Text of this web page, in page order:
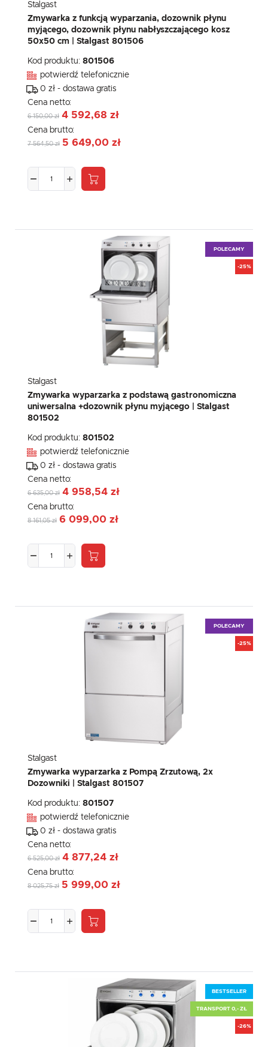
Stalgast
Zmywarka z funkcją wyparzania, dozownik płynu
myjącego, dozownik płynu nabłyszczającego kosz
50x50 cm | Stalgast 801506
Kod produktu: 801506
potwierdź telefonicznie
0 zł - dostawa gratis
Cena netto:
6 150,00 zł 4 592,68 zł
Cena brutto:
7 564,50 zł 5 649,00 zł
POLECAMY
-25%
Stalgast
Zmywarka wyparzarka z podstawą gastronomiczna
uniwersalna +dozownik płynu myjącego | Stalgast
801502
Kod produktu: 801502
potwierdź telefonicznie
0 zł - dostawa gratis
Cena netto:
6 635,00 zł 4 958,54 zł
Cena brutto:
8 161,05 zł 6 099,00 zł
POLECAMY
-25%
Stalgast
Zmywarka wyparzarka z Pompą Zrzutową, 2x
Dozowniki | Stalgast 801507
Kod produktu: 801507
potwierdź telefonicznie
0 zł - dostawa gratis
Cena netto:
6 525,00 zł 4 877,24 zł
Cena brutto:
8 025,75 zł 5 999,00 zł
BESTSELLER
TRANSPORT 0,- ZŁ
-26%
komunikatów mediów społecznościowych.